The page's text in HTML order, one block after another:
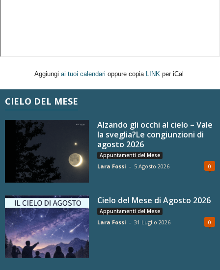
Aggiungi ai tuoi calendari oppure copia LINK per iCal
CIELO DEL MESE
Alzando gli occhi al cielo – Vale
la sveglia?Le congiunzioni di
agosto 2026
Appuntamenti del Mese
Lara Fossi - 5 Agosto 2026 0
Cielo del Mese di Agosto 2026
Appuntamenti del Mese
Lara Fossi - 31 Luglio 2026 0